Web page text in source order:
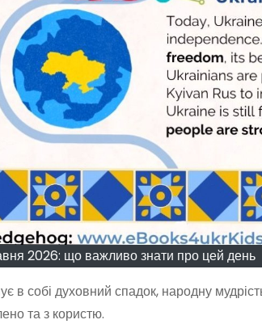
2026: що важливо знати про цей день
собі духовний спадок, народну
та з користю.